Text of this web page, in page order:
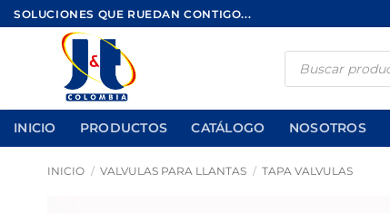
Saltar
al
contenido
SOLUCIONES QUE RUEDAN CONTIGO...
Búsqueda
INICIO PRODUCTOS CATÁLOGO NOSOTROS
INICIO / VALVULAS PARA LLANTAS / TAPA VALVULAS